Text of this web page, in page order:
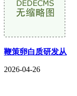
鞭策卵白质研发从
2026-04-26